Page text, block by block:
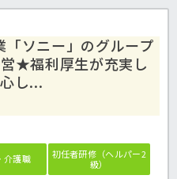
「ソニー」のグループ
★福利厚生が充実し
し...
介護職
初任者研修（ヘルパー2
級）